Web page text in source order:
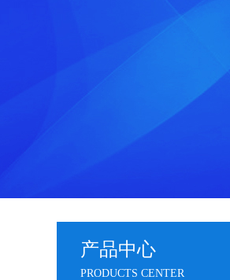
产品中心
PRODUCTS CENTER